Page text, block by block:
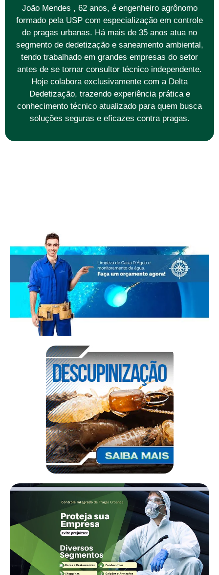
João Mendes , 62 anos, é engenheiro agrônomo
formado pela USP com especialização em controle
de pragas urbanas. Há mais de 35 anos atua no
segmento de dedetização e saneamento ambiental,
tendo trabalhado em grandes empresas do setor
antes de se tornar consultor técnico independente.
Hoje colabora exclusivamente com a Delta
Dedetização, trazendo experiência prática e
conhecimento técnico atualizado para quem busca
soluções seguras e eficazes contra pragas.